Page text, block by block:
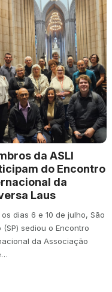
da ASLI
do Encontro
da
Laus
os dias 6 e 10 de julho, São
(SP) sediou o Encontro
da Associação